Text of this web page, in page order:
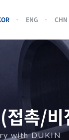
ENG CHN
접촉/
with DUKIN